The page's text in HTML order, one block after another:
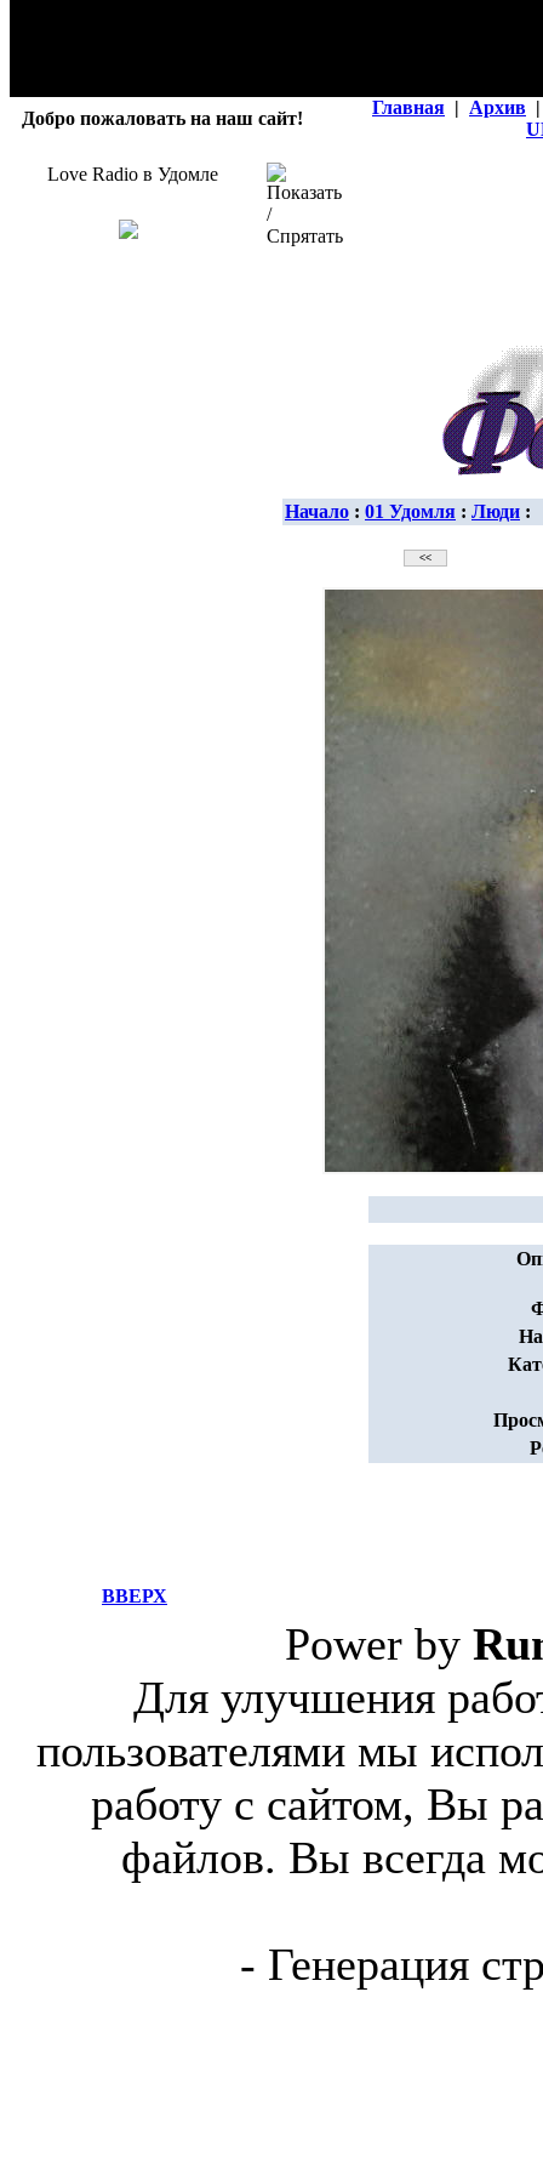
Добро пожаловать на наш сайт!
Главная | Архив |
Love Radio в Удомле
Начало : 01 Удомля : Люди :
ВВЕРХ
Power by
Для улучшения
пользователями мы
работу с сайтом, Вы
файлов. Вы всегда
- Генерация